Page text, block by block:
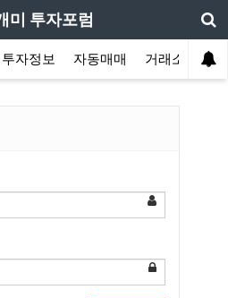
미 투자포럼
투자정보 자동매매 거래소